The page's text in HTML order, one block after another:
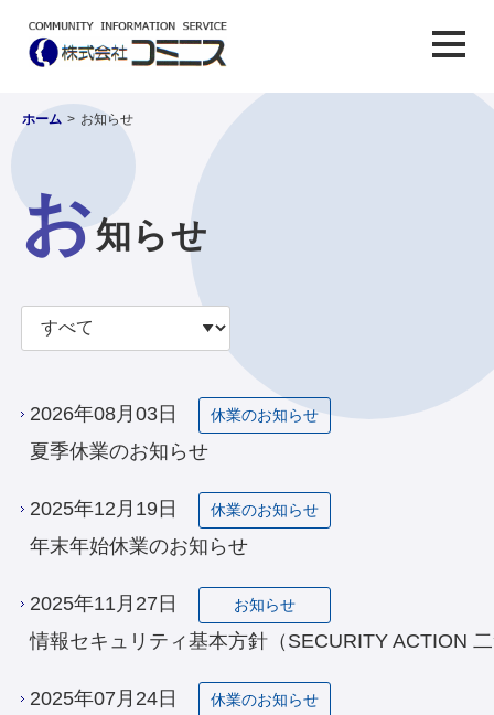
ホーム > お知らせ
お知らせ
2026年08月03日 休業のお知らせ
夏季休業のお知らせ
2025年12月19日 休業のお知らせ
年末年始休業のお知らせ
2025年11月27日 お知らせ
情報セキュリティ基本方針（SECURITY ACTION
2025年07月24日 休業のお知らせ